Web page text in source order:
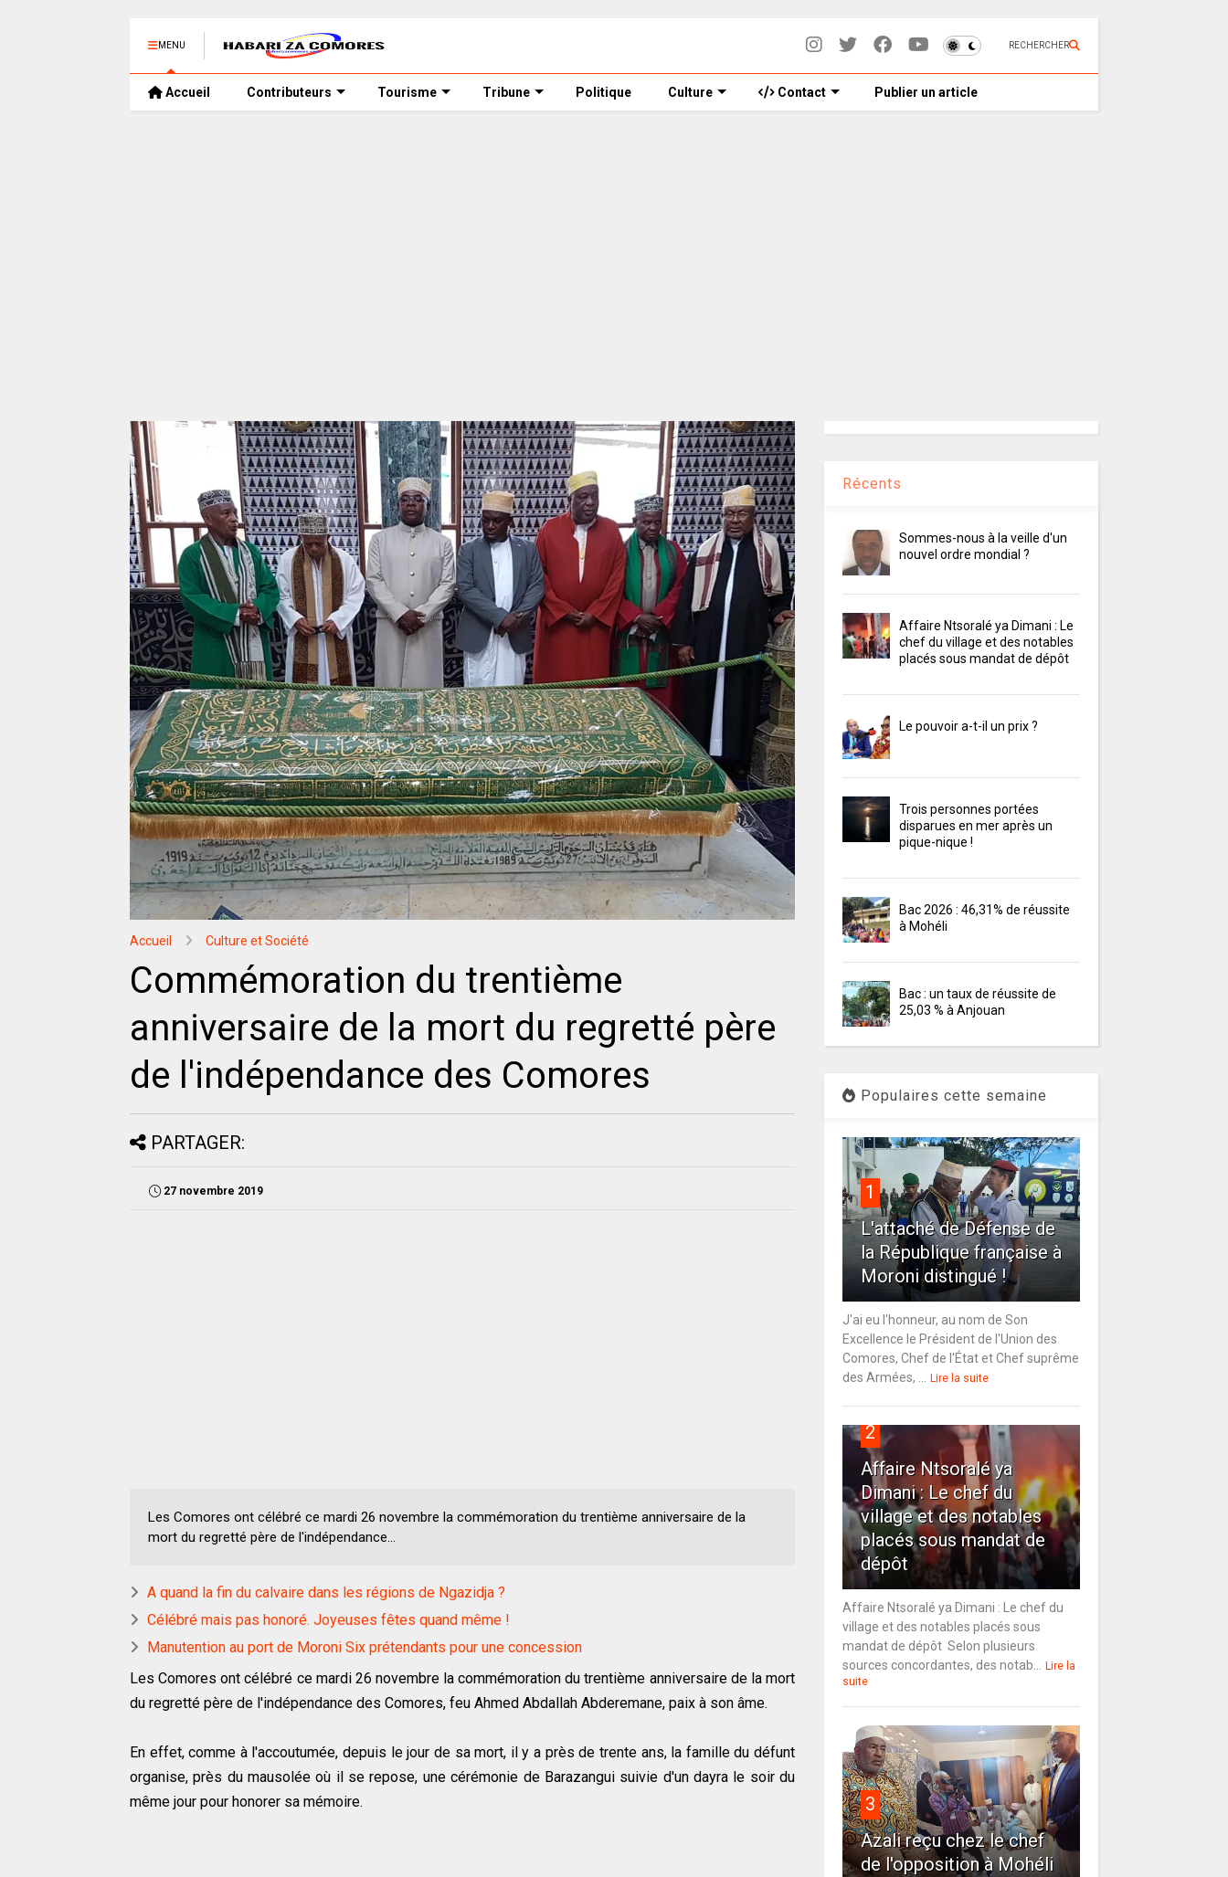
MENU RECHERCHER
Accueil Contributeurs Tourisme Tribune Politique Culture Contact Publier un article
Accueil Culture et Société
Commémoration du trentième
anniversaire de la mort du regretté père
de l'indépendance des Comores
PARTAGER:
27 novembre 2019
Les Comores ont célébré ce mardi 26 novembre la commémoration du trentième anniversaire de la
mort du regretté père de l'indépendance...
A quand la fin du calvaire dans les régions de Ngazidja ?
Célébré mais pas honoré. Joyeuses fêtes quand même !
Manutention au port de Moroni Six prétendants pour une concession
Les Comores ont célébré ce mardi 26 novembre la commémoration du trentième anniversaire de la mort
du regretté père de l'indépendance des Comores, feu Ahmed Abdallah Abderemane, paix à son âme.
En effet, comme à l'accoutumée, depuis le jour de sa mort, il y a près de trente ans, la famille du défunt
organise, près du mausolée où il se repose, une cérémonie de Barazangui suivie d'un dayra le soir du
même jour pour honorer sa mémoire.
Récents
Sommes-nous à la veille d'un
nouvel ordre mondial ?
Affaire Ntsoralé ya Dimani : Le
chef du village et des notables
placés sous mandat de dépôt
Le pouvoir a-t-il un prix ?
Trois personnes portées
disparues en mer après un
pique-nique !
Bac 2026 : 46,31% de réussite
à Mohéli
Bac : un taux de réussite de
25,03 % à Anjouan
Populaires cette semaine
1
L'attaché de Défense de
la République française à
Moroni distingué !
J'ai eu l'honneur, au nom de Son
Excellence le Président de l'Union des
Comores, Chef de l'État et Chef suprême
des Armées, ...
Lire la suite
2
Affaire Ntsoralé ya
Dimani : Le chef du
village et des notables
placés sous mandat de
dépôt
Affaire Ntsoralé ya Dimani : Le chef du
village et des notables placés sous
mandat de dépôt Selon plusieurs
sources concordantes, des notab...
Lire la
suite
3
Azali reçu chez le chef
de l'opposition à Mohéli